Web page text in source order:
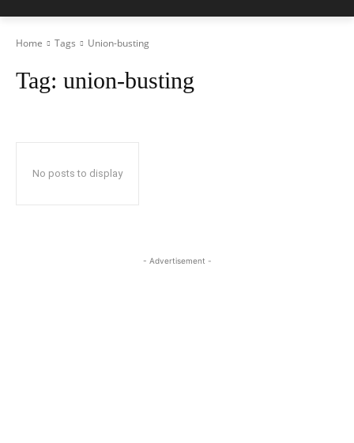
Home Tags Union-busting
Tag: union-busting
No posts to display
- Advertisement -